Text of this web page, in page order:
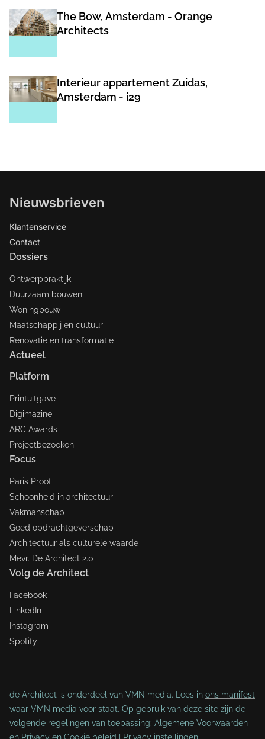
The Bow, Amsterdam - Orange
Architects
Interieur appartement Zuidas,
Amsterdam - i29
Nieuwsbrieven
Klantenservice
Contact
Dossiers
Ontwerppraktijk
Duurzaam bouwen
Woningbouw
Maatschappij en cultuur
Renovatie en transformatie
Actueel
Platform
Printuitgave
Digimazine
ARC Awards
Projectbezoeken
Focus
Paris Proof
Schoonheid in architectuur
Vakmanschap
Goed opdrachtgeverschap
Architectuur als culturele waarde
Mevr. De Architect 2.0
Volg de Architect
Facebook
LinkedIn
Instagram
Spotify
de Architect is onderdeel van VMN media. Lees in ons manifest
waar VMN media voor staat. Op gebruik van deze site zijn de
volgende regelingen van toepassing: Algemene Voorwaarden